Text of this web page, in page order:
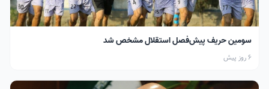
سومین حریف پیش‌فصل استقلال مشخص شد
6 روز پیش